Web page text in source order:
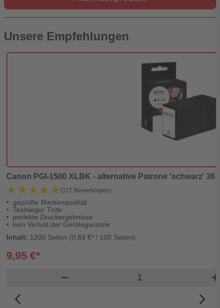
Unsere Empfehlungen
Canon PGI-1500 XLBK - alternative Patrone 'schwarz' 36
★★★★★
★★★★★ (117 Bewertungen)
geprüfte Markenqualität
Testsieger Tinte
perfekte Druckergebnisse
kein Verlust der Gerätegarantie
Inhalt: 1200 Seiten (0,83 €* / 100 Seiten)
9,95 €*
remove Produkt Warenkorb
arrow_back_ios_new
arrow_forward_ios